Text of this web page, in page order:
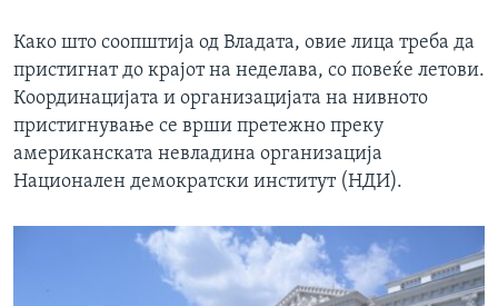
Како што соопштија од Владата, овие лица треба да
пристигнат до крајот на неделава, со повеќе летови.
Координацијата и организацијата на нивното
пристигнување се врши претежно преку
американската невладина организација
Национален демократски институт (НДИ).